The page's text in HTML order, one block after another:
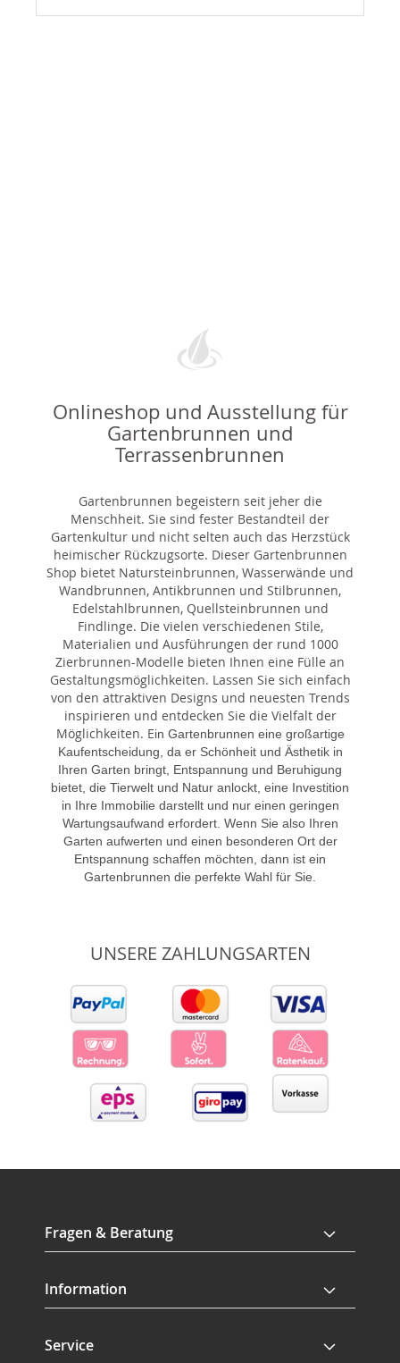
Onlineshop und Ausstellung für
Gartenbrunnen und
Terrassenbrunnen
Gartenbrunnen begeistern seit jeher die
Menschheit. Sie sind fester Bestandteil der
Gartenkultur und nicht selten auch das Herzstück
heimischer Rückzugsorte. Dieser Gartenbrunnen
Shop bietet Natursteinbrunnen, Wasserwände und
Wandbrunnen, Antikbrunnen und Stilbrunnen,
Edelstahlbrunnen, Quellsteinbrunnen und
Findlinge. Die vielen verschiedenen Stile,
Materialien und Ausführungen der rund 1000
Zierbrunnen-Modelle bieten Ihnen eine Fülle an
Gestaltungsmöglichkeiten. Lassen Sie sich einfach
von den attraktiven Designs und neuesten Trends
inspirieren und entdecken Sie die Vielfalt der
Möglichkeiten. Ein Gartenbrunnen eine großartige
Kaufentscheidung, da er Schönheit und Ästhetik in
Ihren Garten bringt, Entspannung und Beruhigung
bietet, die Tierwelt und Natur anlockt, eine Investition
in Ihre Immobilie darstellt und nur einen geringen
Wartungsaufwand erfordert. Wenn Sie also Ihren
Garten aufwerten und einen besonderen Ort der
Entspannung schaffen möchten, dann ist ein
Gartenbrunnen die perfekte Wahl für Sie.
UNSERE ZAHLUNGSARTEN
Fragen & Beratung
Information
Service